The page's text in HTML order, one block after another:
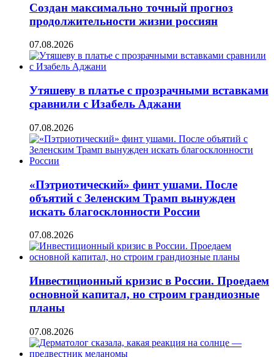
Создан максимально точный прогноз
продолжительности жизни россиян
07.08.2026
Утяшеву в платье с прозрачными вставками
сравнили с Изабель Аджани
07.08.2026
«Пэтриотический» финт ушами. После
объятий с Зеленским Трамп вынужден
искать благосклонности России
07.08.2026
Инвестиционный кризис в России. Проедаем
основной капитал, но строим грандиозные
планы
07.08.2026